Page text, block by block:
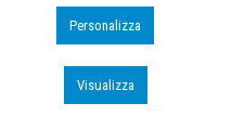
Personalizza
Visualizza